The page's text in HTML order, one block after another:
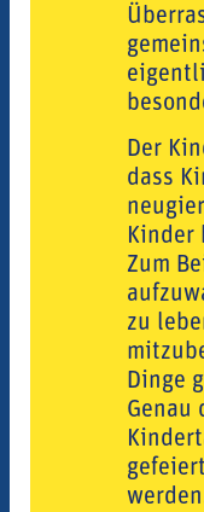
Der
dass
Kinder
Zum
zu
Dinge
Genau